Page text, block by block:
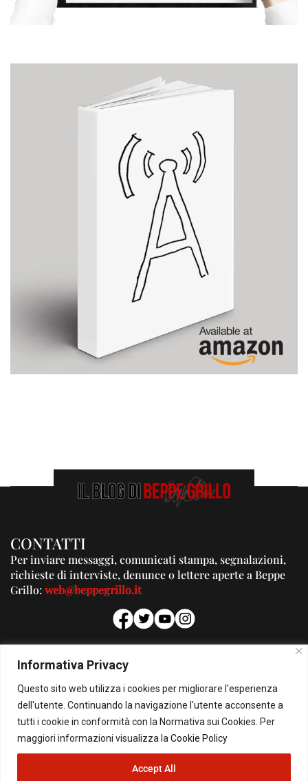
Informativa Privacy
Questo sito web utilizza i cookies per migliorare l'esperienza
dell'utente. Continuando la navigazione l'utente acconsente a
tutti i cookie in conformità con la Normativa sui Cookies. Per
maggiori informazioni visualizza la Cookie Policy
Accept All
CONTATTI
Per inviare messaggi, comunicati stampa, segnalazioni,
richieste di interviste, denunce o lettere aperte a Beppe
Grillo:web@beppegrillo.it
PUBBLICITA'
Per la tua pubblicità su questo Blog:
pubblicita@beppegrillo.it
© Copyright 2026 - Il Blog di Beppe Grillo. All Rights Reserved - Powered by